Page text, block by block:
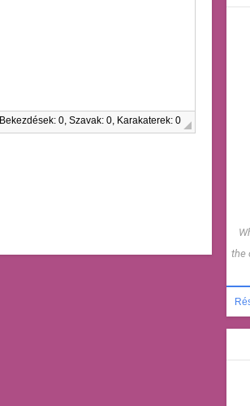
Bekezdések: 0, Szavak: 0, Karakaterek: 0
the